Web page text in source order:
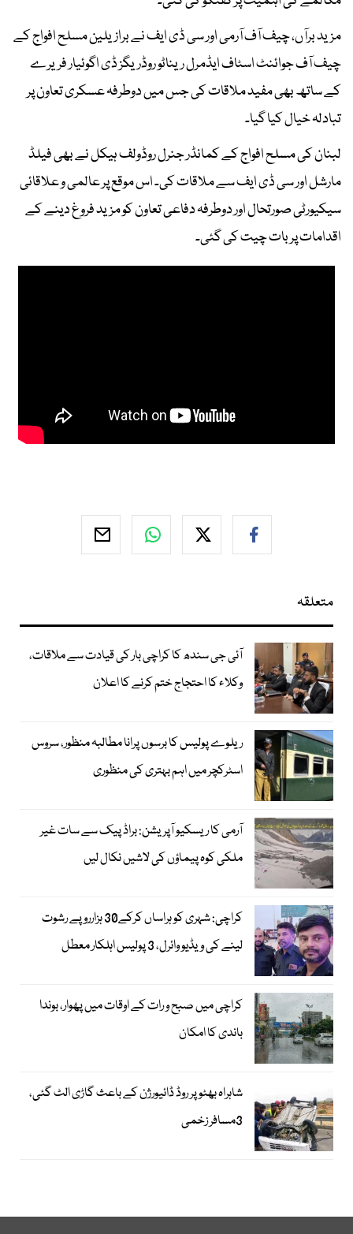
مزید برآں، چیف آف آرمی اور سی ڈی ایف نے برازیلین مسلح افواج کے
چیف آف جوائنٹ اسٹاف ایڈمرل ریناٹو روڈریگز ڈی اگوئیار فریرے
کے ساتھ بھی مفید ملاقات کی جس میں دوطرفہ عسکری تعاون پر
تبادلہ خیال کیا گیا۔
لبنان کی مسلح افواج کے کمانڈر جنرل روڈولف ہیکل نے بھی فیلڈ
مارشل اور سی ڈی ایف سے ملاقات کی۔ اس موقع پر عالمی و علاقائی
سیکیورٹی صورتحال اور دوطرفہ دفاعی تعاون کو مزید فروغ دینے کے
اقدامات پر بات چیت کی گئی۔
متعلقہ
آئی جی سندھ کا کراچی بار کی قیادت سے ملاقات،
وکلاء کا احتجاج ختم کرنے کا اعلان
ریلوے پولیس کا برسوں پرانا مطالبہ منظور، سروس
اسٹرکچر میں اہم بہتری کی منظوری
آرمی کا ریسکیو آپریشن: براڈ پیک سے سات غیر
ملکی کوہ پیماؤں کی لاشیں نکال لیں
کراچی: شہری کو ہراساں کرکے30 ہزارروپے رشوت
لینے کی ویڈیو وائرل، 3 پولیس اہلکار معطل
کراچی میں صبح و رات کے اوقات میں پھوار، بوندا
باندی کا امکان
شاہراہ بھٹو پر روڈ ڈائیورژن کے باعث گاڑی الٹ گئی،
3مسافر زخمی